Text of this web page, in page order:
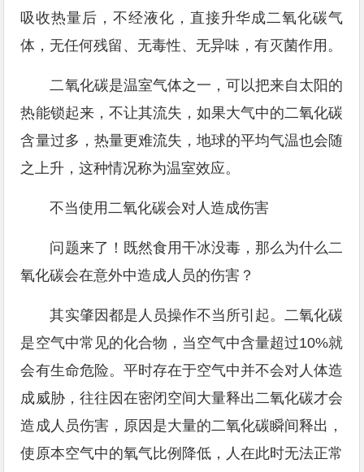
吸收热量后，不经液化，直接升华成二氧化碳气
体，无任何残留、无毒性、无异味，有灭菌作用。
二氧化碳是温室气体之一，可以把来自太阳的
热能锁起来，不让其流失，如果大气中的二氧化碳
含量过多，热量更难流失，地球的平均气温也会随
之上升，这种情况称为温室效应。
不当使用二氧化碳会对人造成伤害
问题来了！既然食用干冰没毒，那么为什么二
氧化碳会在意外中造成人员的伤害？
其实肇因都是人员操作不当所引起。二氧化碳
是空气中常见的化合物，当空气中含量超过10%就
会有生命危险。平时存在于空气中并不会对人体造
成威胁，往往因在密闭空间大量释出二氧化碳才会
造成人员伤害，原因是大量的二氧化碳瞬间释出，
使原本空气中的氧气比例降低，人在此时无法正常